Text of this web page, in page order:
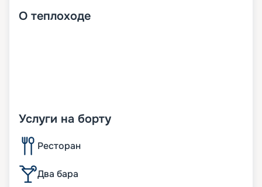
О теплоходе
Услуги на борту
Ресторан
Два бара